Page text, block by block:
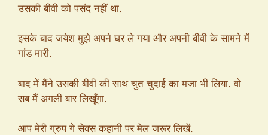
उसकी बीवी को पसंद नहीं था.
इसके बाद जयेश मुझे अपने घर ले गया और अपनी बीवी के सामने में
गांड मारी.
बाद में मैंने उसकी बीवी की साथ चुत चुदाई का मजा भी लिया. वो
सब मैं अगली बार लिखूँगा.
आप मेरी ग्रुप गे सेक्स कहानी पर मेल जरूर लिखें.